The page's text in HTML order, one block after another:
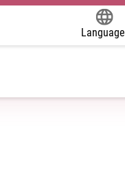
Language